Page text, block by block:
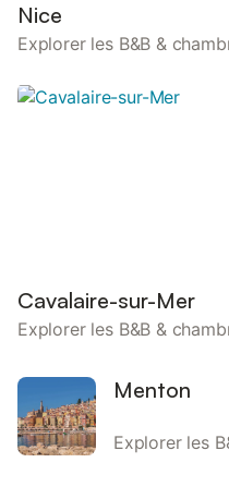
Nice
Explorer les B&B &
Cavalaire-sur-Mer
Explorer les B&B &
Menton
Explorer les